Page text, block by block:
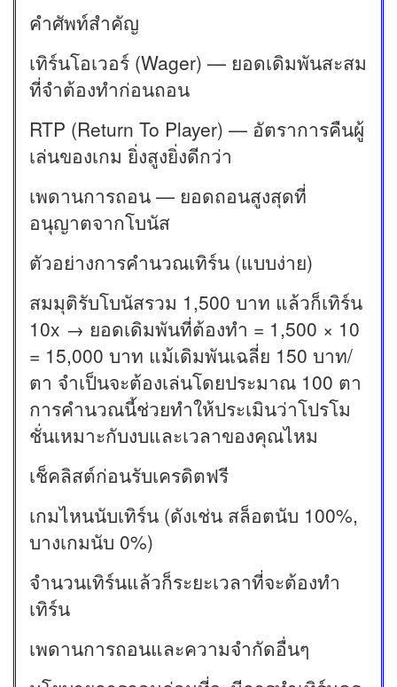
คำศัพท์สำคัญ
เทิร์นโอเวอร์ (Wager) — ยอดเดิมพันสะสม
ที่จำต้องทำก่อนถอน
RTP (Return To Player) — อัตราการคืนผู้
เล่นของเกม ยิ่งสูงยิ่งดีกว่า
เพดานการถอน — ยอดถอนสูงสุดที่
อนุญาตจากโบนัส
ตัวอย่างการคำนวณเทิร์น (แบบง่าย)
สมมุติรับโบนัสรวม 1,500 บาท แล้วก็เทิร์น
10x → ยอดเดิมพันที่ต้องทำ = 1,500 × 10
= 15,000 บาท แม้เดิมพันเฉลี่ย 150 บาท/
ตา จำเป็นจะต้องเล่นโดยประมาณ 100 ตา
การคำนวณนี้ช่วยทำให้ประเมินว่าโปรโม
ชั่นเหมาะกับงบและเวลาของคุณไหม
เช็คลิสต์ก่อนรับเครดิตฟรี
เกมไหนนับเทิร์น (ดังเช่น สล็อตนับ 100%,
บางเกมนับ 0%)
จำนวนเทิร์นแล้วก็ระยะเวลาที่จะต้องทำ
เทิร์น
เพดานการถอนและความจำกัดอื่นๆ